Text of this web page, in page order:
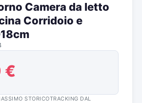
Camera da letto
Corridoio e
€
STORICOTRACKING DAL